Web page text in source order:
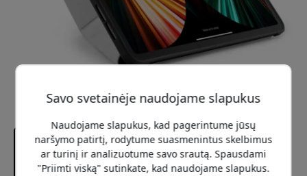
Savo svetainėje naudojame slapukus
Naudojame slapukus, kad pagerintume jūsų
naršymo patirtį, rodytume suasmenintus skelbimus
ar turinį ir analizuotume savo srautą. Spausdami
"Priimti viską" sutinkate, kad naudojame slapukus.